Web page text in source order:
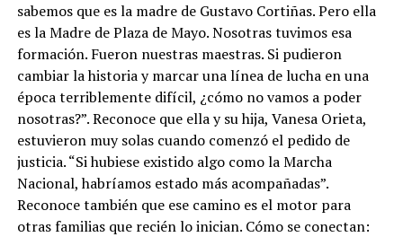
sabemos que es la madre de Gustavo Cortiñas. Pero ella
es la Madre de Plaza de Mayo. Nosotras tuvimos esa
formación. Fueron nuestras maestras. Si pudieron
cambiar la historia y marcar una línea de lucha en una
época terriblemente difícil, ¿cómo no vamos a poder
nosotras?”. Reconoce que ella y su hija, Vanesa Orieta,
estuvieron muy solas cuando comenzó el pedido de
justicia. “Si hubiese existido algo como la Marcha
Nacional, habríamos estado más acompañadas”.
Reconoce también que ese camino es el motor para
otras familias que recién lo inician. Cómo se conectan: